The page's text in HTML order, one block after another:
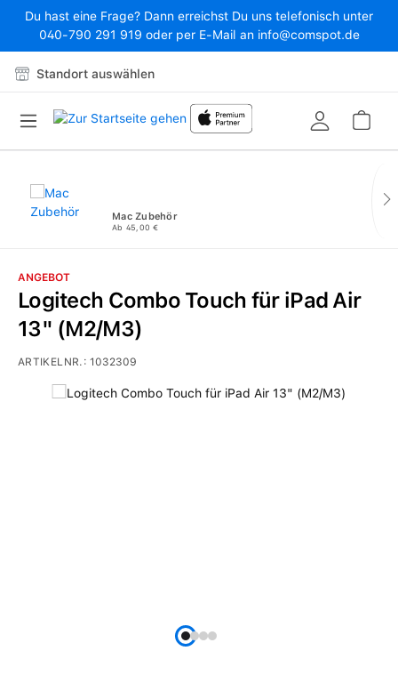
Zum Hauptinhalt springen
Du hast eine Frage? Dann erreichst Du uns telefonisch unter
040-790 291 919 oder per E-Mail an info@comspot.de
Standort auswählen
Mac Zubehör
Ab 45,00 €
Bildergalerie überspringen
ANGEBOT
Logitech Combo Touch für iPad Air
13" (M2/M3)
ARTIKELNR.:1032309